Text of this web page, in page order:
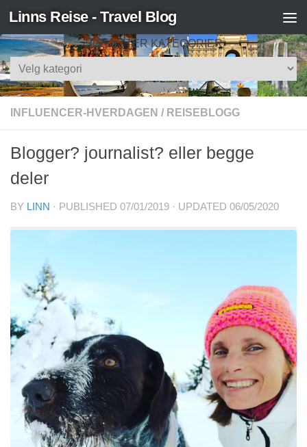
Skip to content
Linns Reise - Travel Blog
SØK ETTER KATEGORIER
Søk
etter
INFLUENCER-HVERDAGEN / REISEBLOGG
Blogger? journalist? eller begge
deler
BY LINN · PUBLISHED 07/01/2019 · UPDATED 06/05/2020